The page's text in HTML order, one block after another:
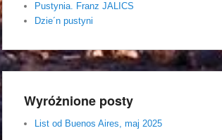
Pustynia. Franz JALICS
Dzie´n pustyni
Wyróżnione posty
List od Buenos Aires, maj 2025